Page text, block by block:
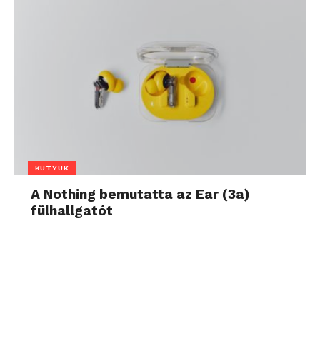
KÜTYÜK
A Nothing bemutatta az Ear (3a)
fülhallgatót